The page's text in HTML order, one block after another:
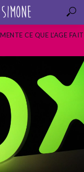
CE QUE L’AGE FAIT